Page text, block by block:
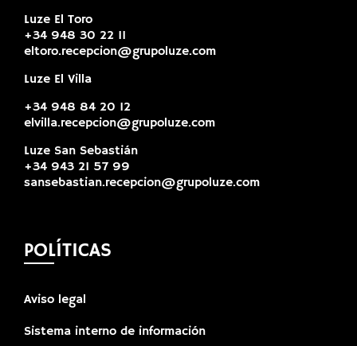
Luze El Toro
+34 948 30 22 11
eltoro.recepcion@grupoluze.com
Luze El Villa
+34 948 84 20 12
elvilla.recepcion@grupoluze.com
Luze San Sebastián
+34 943 21 57 99
sansebastian.recepcion@grupoluze.com
POLÍTICAS
Aviso legal
Sistema interno de información